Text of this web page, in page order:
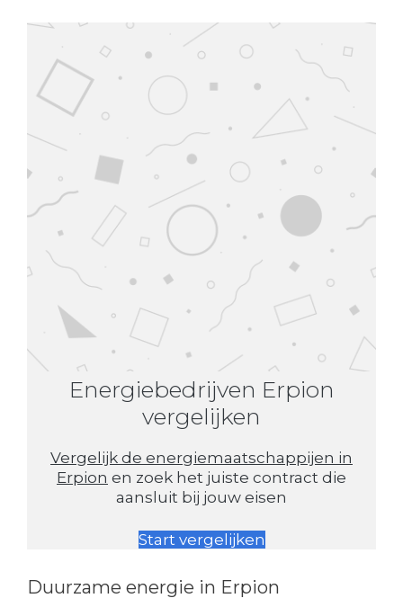
Energiebedrijven Erpion
vergelijken
Vergelijk de energiemaatschappijen in
Erpion en zoek het juiste contract die
aansluit bij jouw eisen
Start vergelijken
Duurzame energie in Erpion